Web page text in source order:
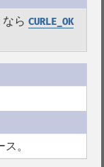
ら CURLE_OK
。